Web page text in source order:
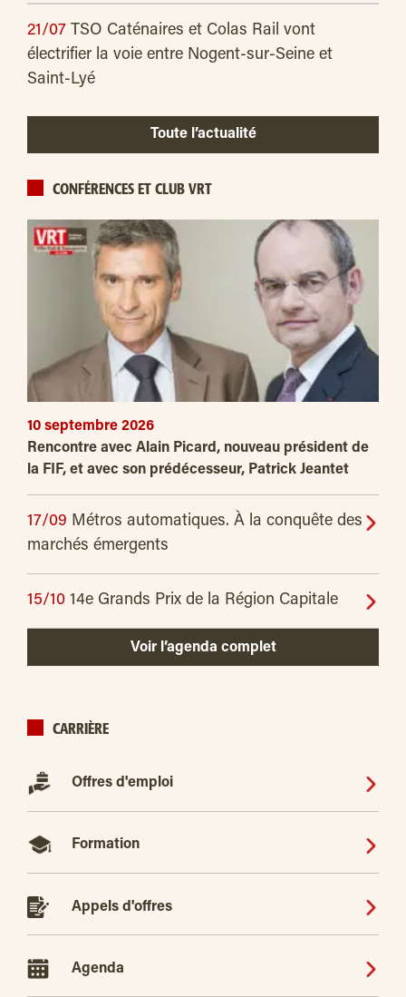
21/07
TSO Caténaires et Colas Rail vont
électrifier la voie entre Nogent-sur-Seine et
Saint-Lyé
Toute l’actualité
CONFÉRENCES ET CLUB VRT
10 septembre 2026
Rencontre avec Alain Picard, nouveau président de
la FIF, et avec son prédécesseur, Patrick Jeantet
17/09 Métros automatiques. À la conquête des
marchés émergents
15/10 14e Grands Prix de la Région Capitale
Voir l’agenda complet
CARRIÈRE
Offres d'emploi
Formation
Appels d'offres
Agenda